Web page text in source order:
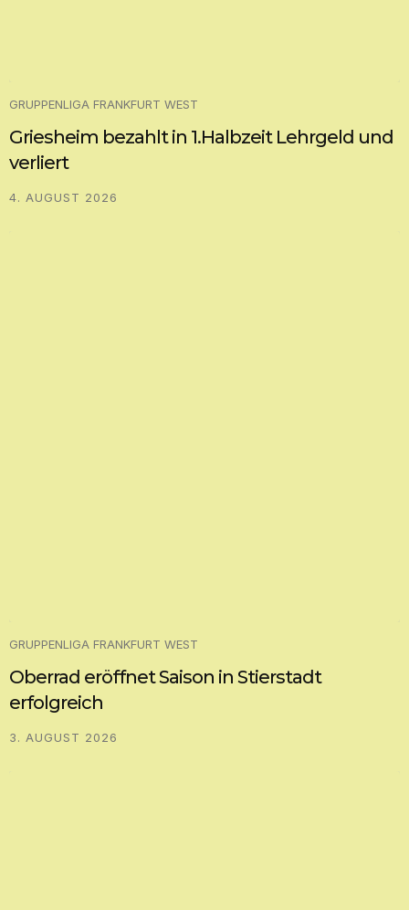
GRUPPENLIGA FRANKFURT WEST
Griesheim bezahlt in 1.Halbzeit Lehrgeld und
verliert
4. AUGUST 2026
GRUPPENLIGA FRANKFURT WEST
Oberrad eröffnet Saison in Stierstadt
erfolgreich
3. AUGUST 2026